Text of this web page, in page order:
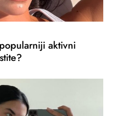
aktivni